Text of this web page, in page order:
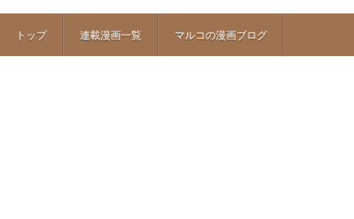
トップ 連載漫画一覧 マルコの漫画ブログ